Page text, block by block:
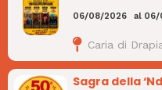
06/08/2026 al 06/
Caria di
Sagra della